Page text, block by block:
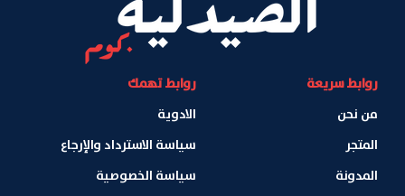
روابط سريعة
من نحن
المتجر
المدونة
روابط تهمك
الادوية
سياسة الاسترداد والإرجاع
سياسة الخصوصية